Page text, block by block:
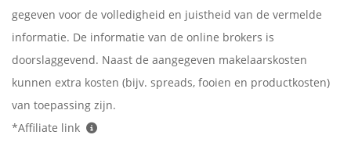
gegeven voor de volledigheid en juistheid van de vermelde
informatie. De informatie van de online brokers is
doorslaggevend. Naast de aangegeven makelaarskosten
kunnen extra kosten (bijv. spreads, fooien en productkosten)
van toepassing zijn.
*Affiliate link